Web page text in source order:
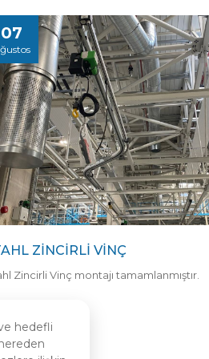
hedefli
07
ZINCIRLI VINÇ
Zincirli Vinç montajı tamamlanmıştır.